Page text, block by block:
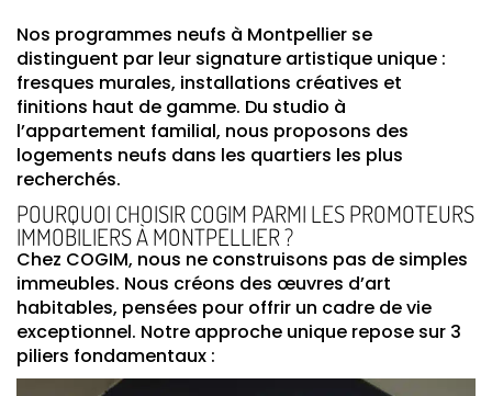
Nos programmes neufs à Montpellier se
distinguent par leur signature artistique unique :
fresques murales, installations créatives et
finitions haut de gamme. Du studio à
l’appartement familial, nous proposons des
logements neufs dans les quartiers les plus
recherchés.
POURQUOI CHOISIR COGIM PARMI LES PROMOTEURS
IMMOBILIERS À MONTPELLIER ?
Chez COGIM, nous ne construisons pas de simples
immeubles. Nous créons des œuvres d’art
habitables, pensées pour offrir un cadre de vie
exceptionnel. Notre approche unique repose sur 3
piliers fondamentaux :